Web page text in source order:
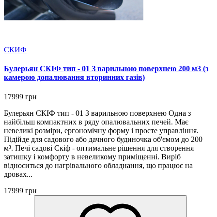
СКИФ
Булерьян СКІФ тип - 01 З варильною поверхнею 200 м3 (з
камерою допалювання вторинних газів)
17999 грн
Булерьян СКІФ тип - 01 З варильною поверхнею Одна з
найбільш компактних в ряду опалювальних печей. Має
невеликі розміри, ергономічну форму і просте управління.
Підійде для садового або дачного будиночка об'ємом до 200
м³. Печі садові Скіф - оптимальне рішення для створення
затишку і комфорту в невеликому приміщенні. Виріб
відноситься до нагрівального обладнання, що працює на
дровах...
17999 грн